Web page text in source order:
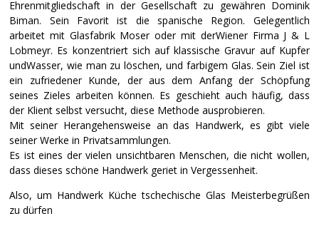
Ehrenmitgliedschaft in der Gesellschaft zu gewähren Dominik
Biman. Sein Favorit ist die spanische Region. Gelegentlich
arbeitet mit Glasfabrik Moser oder mit derWiener Firma J & L
Lobmeyr. Es konzentriert sich auf klassische Gravur auf Kupfer
undWasser, wie man zu löschen, und farbigem Glas. Sein Ziel ist
ein zufriedener Kunde, der aus dem Anfang der Schöpfung
seines Zieles arbeiten können. Es geschieht auch häufig, dass
der Klient selbst versucht, diese Methode ausprobieren.
Mit seiner Herangehensweise an das Handwerk, es gibt viele
seiner Werke in Privatsammlungen.
Es ist eines der vielen unsichtbaren Menschen, die nicht wollen,
dass dieses schöne Handwerk geriet in Vergessenheit.
Also, um Handwerk Küche tschechische Glas Meisterbegrüßen
zu dürfen